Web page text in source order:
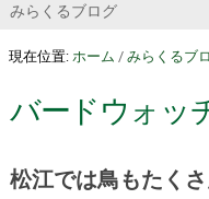
みらくるブログ
現在位置: ホーム / みらくるブ
バードウォッ
松江では鳥もたく